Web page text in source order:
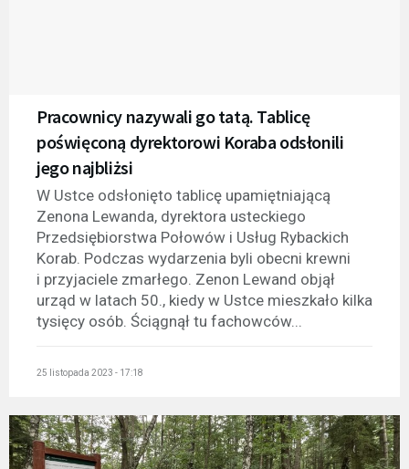
Pracownicy nazywali go tatą. Tablicę
poświęconą dyrektorowi Koraba odsłonili
jego najbliżsi
W Ustce odsłonięto tablicę upamiętniającą
Zenona Lewanda, dyrektora usteckiego
Przedsiębiorstwa Połowów i Usług Rybackich
Korab. Podczas wydarzenia byli obecni krewni
i przyjaciele zmarłego. Zenon Lewand objął
urząd w latach 50., kiedy w Ustce mieszkało kilka
tysięcy osób. Ściągnął tu fachowców...
25 listopada 2023 - 17:18